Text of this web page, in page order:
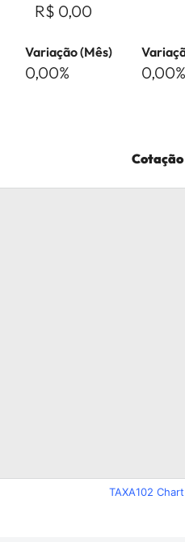
R$ 0,00
Variação (Mês)
0,00% 0,00%
Cotação
TAXA102 Chart